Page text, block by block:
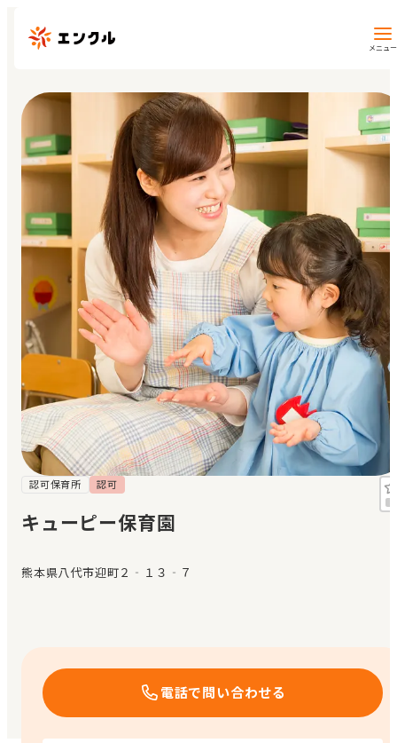
メニュー
保育園・幼稚園を探す
地図から探す
地域から探す
マイページ
閲覧履歴
お気に入り
見学日記
メッセージ
おすすめの園
エンクルの特徴と活用方法
認可保育所 認可
キューピー保育園
熊本県八代市迎町２‐１３‐７
電話で問い合わせる